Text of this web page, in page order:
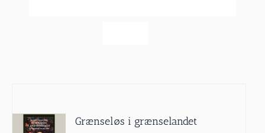
Grænseløs i grænselandet